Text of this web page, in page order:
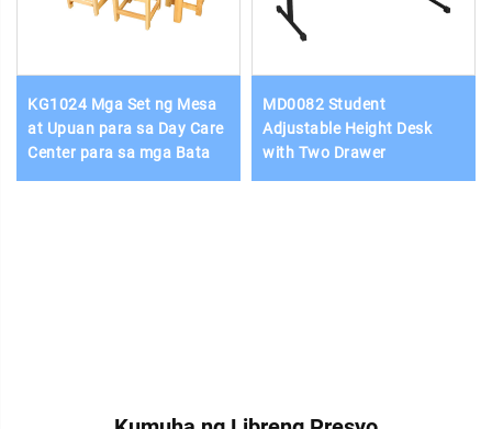
KG1024 Mga Set ng Mesa
at Upuan para sa Day Care
Center para sa mga Bata
MD0082 Student
Adjustable Height Desk
with Two Drawer